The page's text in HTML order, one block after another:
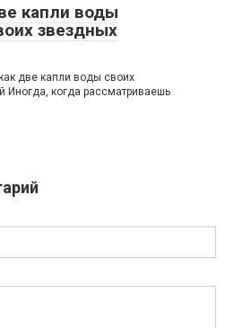
капли воды
звездных
две капли воды своих
Иногда, когда рассматриваешь